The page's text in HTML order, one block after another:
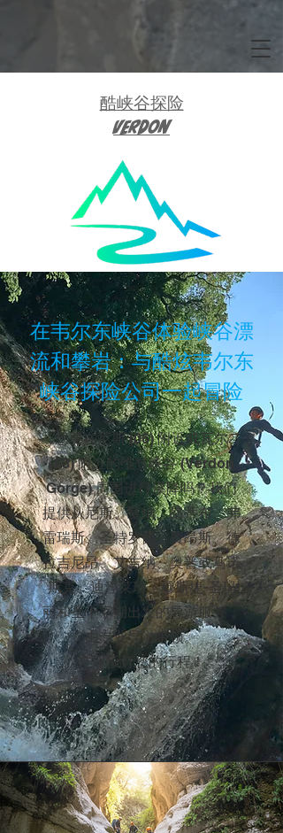
团体预订峡谷探险之旅可享折扣：5 人享 5% 折扣，8 人享
酷峡谷探险
Verdon
在韦尔东峡谷体验峡谷漂
流和攀岩：与酷炫韦尔东
峡谷探险公司一起冒险
想要在尼斯 (06) 附近或瓦尔
(83) 附近的维登峡谷 (Verdon
Gorge) 周围进行溪降吗？我们
提供从尼斯、戛纳、昂蒂布、弗
雷瑞斯、圣特罗佩、费昂斯、德
拉吉尼昂、艾吉纳、奥普或马诺
斯克、迪涅莱班、穆斯捷-圣玛
丽和圣十字湖出发的导游服务，
由专业导游带领。
立即预订您的行程！